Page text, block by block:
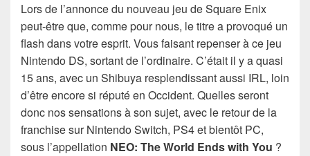
Lors de l’annonce du nouveau jeu de Square Enix
peut-être que, comme pour nous, le titre a provoqué un
flash dans votre esprit. Vous faisant repenser à ce jeu
Nintendo DS, sortant de l’ordinaire. C’était il y a quasi
15 ans, avec un Shibuya resplendissant aussi IRL, loin
d’être encore si réputé en Occident. Quelles seront
donc nos sensations à son sujet, avec le retour de la
franchise sur Nintendo Switch, PS4 et bientôt PC,
sous l’appellation NEO: The World Ends with You ?